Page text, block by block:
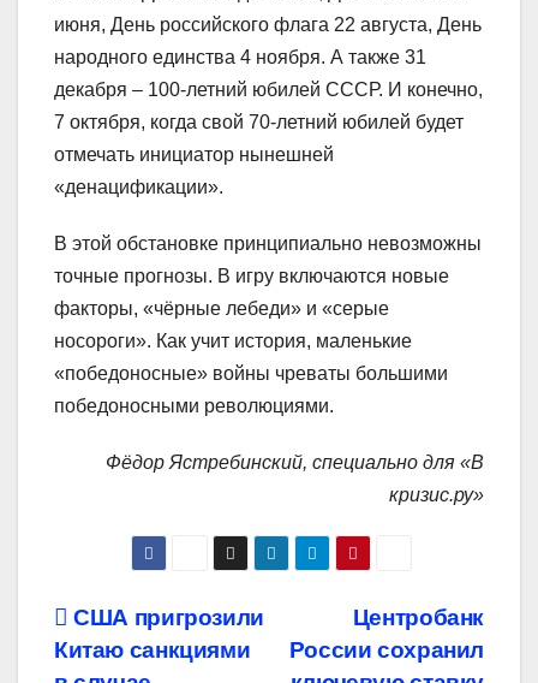
июня, День российского флага 22 августа, День
народного единства 4 ноября. А также 31
декабря – 100-летний юбилей СССР. И конечно,
7 октября, когда свой 70-летний юбилей будет
отмечать инициатор нынешней
«денацификации».
В этой обстановке принципиально невозможны
точные прогнозы. В игру включаются новые
факторы, «чёрные лебеди» и «серые
носороги». Как учит история, маленькие
«победоносные» войны чреваты большими
победоносными революциями.
Фёдор Ястребинский, специально для «В
кризис.ру»
Навигация
Центробанк
России сохранил
США пригрозили
Китаю санкциями